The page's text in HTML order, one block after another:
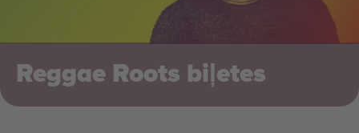
Reggae Roots biļetes